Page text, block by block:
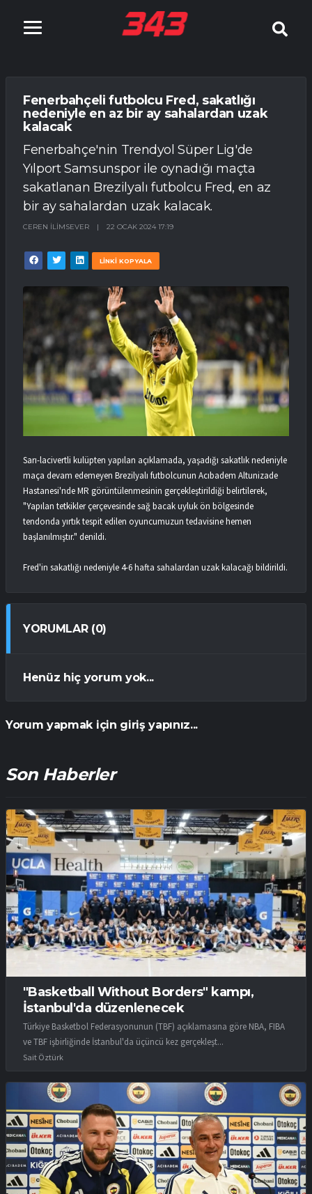
Fenerbahçeli futbolcu Fred, sakatlığı
nedeniyle en az bir ay sahalardan uzak
kalacak
Fenerbahçe'nin Trendyol Süper Lig'de
Yılport Samsunspor ile oynadığı maçta
sakatlanan Brezilyalı futbolcu Fred, en az
bir ay sahalardan uzak kalacak.
CEREN İLIMSEVER | 22 OCAK 2024 17:19
LİNKİ KOPYALA
Sarı-lacivertli kulüpten yapılan açıklamada, yaşadığı sakatlık nedeniyle
maça devam edemeyen Brezilyalı futbolcunun Acıbadem Altunizade
Hastanesi'nde MR görüntülenmesinin gerçekleştirildiği belirtilerek,
"Yapılan tetkikler çerçevesinde sağ bacak uyluk ön bölgesinde
tendonda yırtık tespit edilen oyuncumuzun tedavisine hemen
başlanılmıştır." denildi.
Fred'in sakatlığı nedeniyle 4-6 hafta sahalardan uzak kalacağı bildirildi.
YORUMLAR (0)
Henüz hiç yorum yok...
Yorum yapmak için giriş yapınız...
Son Haberler
"Basketball Without Borders" kampı,
İstanbul'da düzenlenecek
Türkiye Basketbol Federasyonunun (TBF) açıklamasına göre NBA, FIBA
ve TBF işbirliğinde İstanbul'da üçüncü kez gerçekleşt...
Sait Öztürk